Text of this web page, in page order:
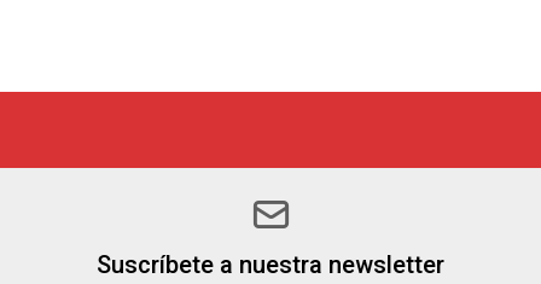
Suscríbete a nuestra newsletter